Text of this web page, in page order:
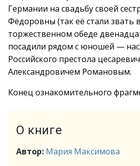
Германии на свадьбу своей
Фёдоровны (так её стали звать
торжественном обеде
посадили рядом с юношей —
Российского престола
Александровичем Романовым.
Конец ознакомительного
О книге
Автор: Мария Максимова